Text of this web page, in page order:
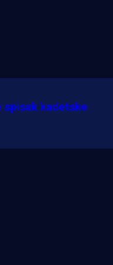
BiH: Pronađi
jedinstvenu
spisak kadetske